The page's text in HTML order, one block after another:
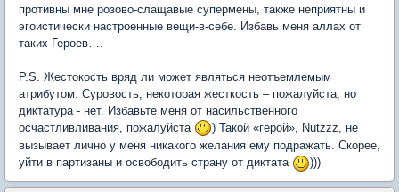
противны мне розово-слащавые супермены, также неприятны и
эгоистически настроенные вещи-в-себе. Избавь меня аллах от
таких Героев….
P.S. Жестокость вряд ли может являться неотъемлемым
атрибутом. Суровость, некоторая жесткость – пожалуйста, но
диктатура - нет. Избавьте меня от насильственного
осчастливливания, пожалуйста
) Такой «герой», Nutzzz, не
вызывает лично у меня никакого желания ему подражать. Скорее,
уйти в партизаны и освободить страну от диктата
)))